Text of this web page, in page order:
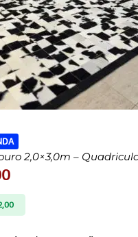
2,0×3,0m –